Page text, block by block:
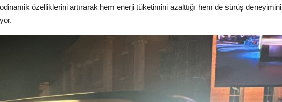
özelliklerini artırarak hem enerji tüketimini azalttığı hem de sürüş deneyimini